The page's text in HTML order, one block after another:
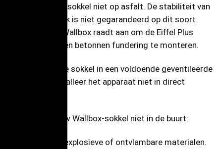
Monteer de sokkel niet op asfalt. De stabiliteit van
het voetstuk is niet gegarandeerd op dit soort
oppervlak. Wallbox raadt aan om de Eiffel Plus
sokkel op een betonnen fundering te monteren.
Installeer de sokkel in een voldoende geventileerde
ruimte. Installeer het apparaat niet in direct
Installeer uw Wallbox-sokkel niet in de buurt:
Brandbare, explosieve of ontvlambare materialen.